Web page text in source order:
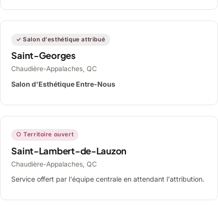
✓ Salon d'esthétique attribué
Saint-Georges
Chaudière-Appalaches, QC
Salon d'Esthétique Entre-Nous
○ Territoire ouvert
Saint-Lambert-de-Lauzon
Chaudière-Appalaches, QC
Service offert par l'équipe centrale en attendant l'attribution.